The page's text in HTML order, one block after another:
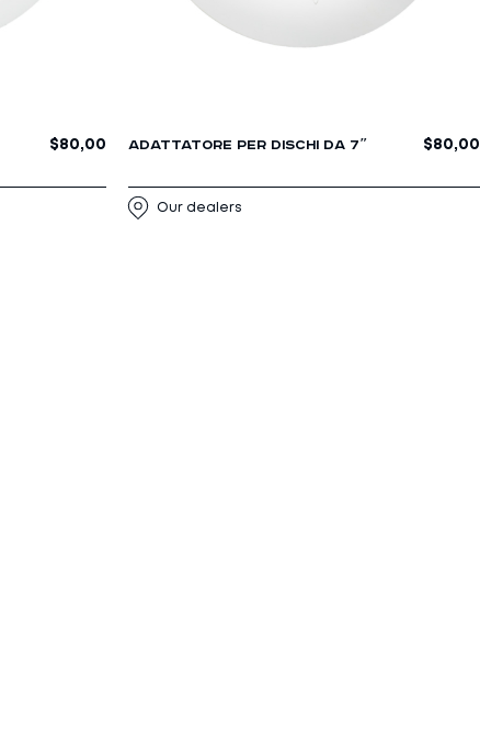
$80,00 ADATTATORE PER DISCHI DA 7″ $80,00
Our dealers